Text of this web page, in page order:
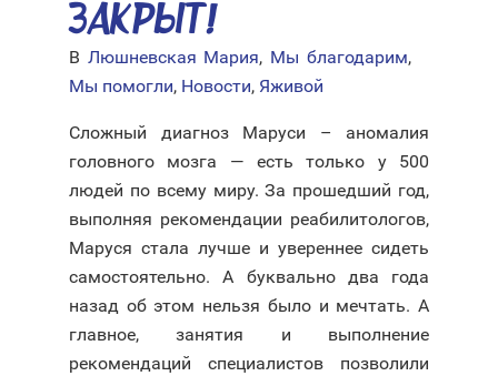
ЗАКРЫТ!
В Люшневская Мария, Мы благодарим,
Мы помогли, Новости, Яживой
Сложный диагноз Маруси – аномалия
головного мозга — есть только у 500
людей по всему миру. За прошедший год,
выполняя рекомендации реабилитологов,
Маруся стала лучше и увереннее сидеть
самостоятельно. А буквально два года
назад об этом нельзя было и мечтать. А
главное, занятия и выполнение
рекомендаций специалистов позволили